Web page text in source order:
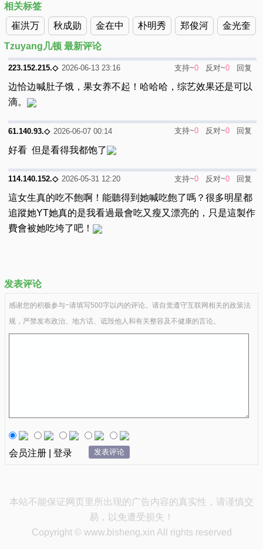
相关标签
崔洪万
秋成勋 金在中 朴明秀 郑俊河 金光奎
Tzuyang几顿 最新评论
223.152.215.◇ 2026-06-13 23:16 支持~0 反对~0 回复
边恰边喊肚子饿，果女养不起！哈哈哈，综艺效果还是可以
滴。
61.140.93.◇ 2026-06-07 00:14 支持~0 反对~0 回复
好看 但是看得我都饱了
114.140.152.◇ 2026-05-31 12:20 支持~0 反对~0 回复
這女生真的吃不飽啊！能聽得到她喊吃飽了嗎？很多明星都
追蹤她YT她真的是我看過最會吃又瘦又漂亮的，只是這製作
費會被她吃垮了吧！
发表评论
感谢您的积极参与~请填写500字以内的评论。请自觉遵守互联网相关的政策法
规，严禁发布政治、地方话、诋毁他人和有关整容及不健康的言论。
会员注册 | 登录 发表评论
本站不能保证网页里所出现的广告内容的真实性，请谨慎交
易，以免遭受损失！
Copyright © www.bisheng.xin All rights reserved